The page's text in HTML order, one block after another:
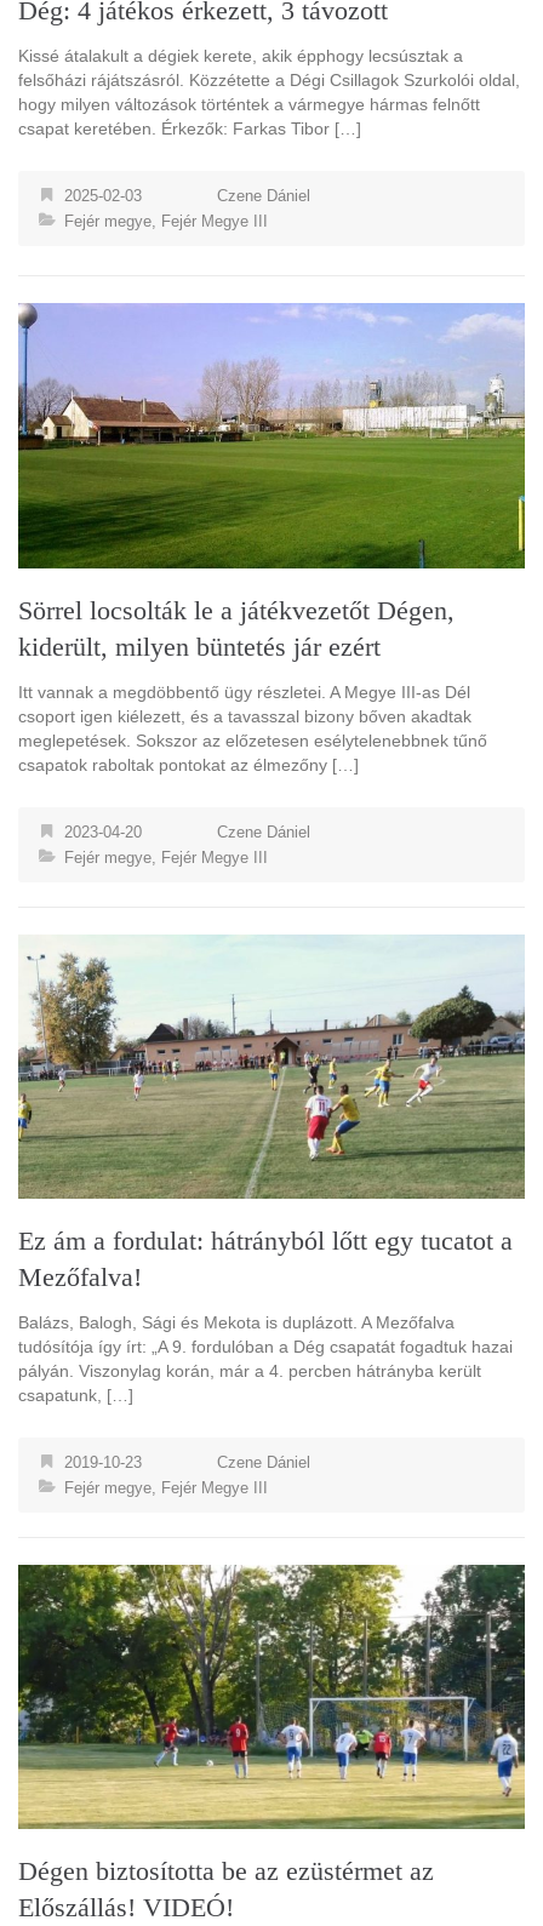
Dég: 4 játékos érkezett, 3 távozott
Kissé átalakult a dégiek kerete, akik épphogy lecsúsztak a
felsőházi rájátszásról. Közzétette a Dégi Csillagok Szurkolói oldal,
hogy milyen változások történtek a vármegye hármas felnőtt
csapat keretében. Érkezők: Farkas Tibor […]
2025-02-03
Czene Dániel
Fejér megye, Fejér Megye III
Sörrel locsolták le a játékvezetőt Dégen,
kiderült, milyen büntetés jár ezért
Itt vannak a megdöbbentő ügy részletei. A Megye III-as Dél
csoport igen kiélezett, és a tavasszal bizony bőven akadtak
meglepetések. Sokszor az előzetesen esélytelenebbnek tűnő
csapatok raboltak pontokat az élmezőny […]
2023-04-20
Czene Dániel
Fejér megye Fejér Megye III
Ez ám a fordulat: hátrányból lőtt egy tucatot a
Mezőfalva!
Balázs, Balogh, Sági és Mekota is duplázott. A Mezőfalva
tudósítója így írt: „A 9. fordulóban a Dég csapatát fogadtuk hazai
pályán. Viszonylag korán, már a 4. percben hátrányba került
csapatunk, […]
2019-10-23
Czene Dániel
Fejér megye
Fejér Megye III
Dégen biztosította be az ezüstérmet az
Előszállás! VIDEÓ!